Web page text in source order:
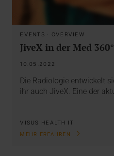
EVENTS · OVERVIEW
JiveX in der Med
10.05.2022
Die Radiologie entwickelt
ihr auch JiveX. Eine der
VISUS HEALTH IT
MEHR ERFAHREN